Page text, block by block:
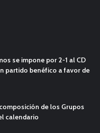
se impone por 2-1 al CD
partido benéfico a favor de
de los Grupos
calendario